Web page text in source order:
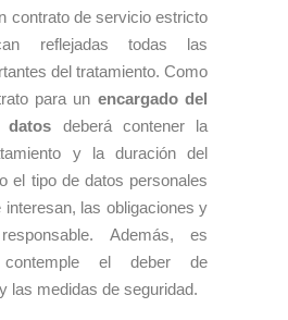
contrato de servicio estricto
reflejadas todas las
del tratamiento. Como
para un encargado del
datos deberá contener la
y la duración del
el tipo de datos personales
las obligaciones y
Además, es
el deber de
las medidas de seguridad.